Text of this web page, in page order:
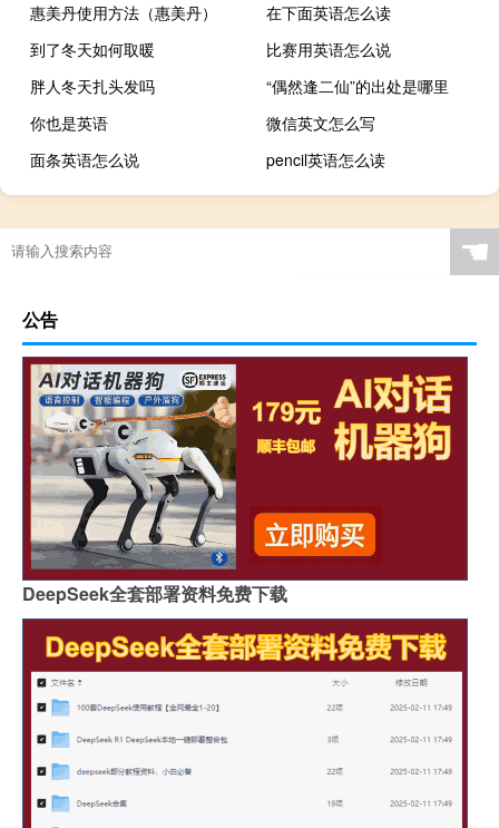
惠美丹使用方法（惠美丹）
在下面英语怎么读
到了冬天如何取暖
比赛用英语怎么说
胖人冬天扎头发吗
“偶然逢二仙”的出处是哪里
你也是英语
微信英文怎么写
面条英语怎么说
pencil英语怎么读
☚
公告
DeepSeek全套部署资料免费下载